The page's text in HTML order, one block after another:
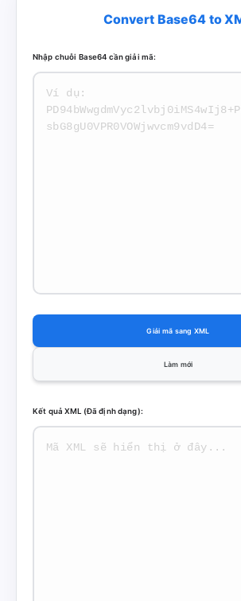
Convert Base64 to
Nhập chuỗi Base64 cần giải mã:
Giải mã sang XML
Làm mới
Kết quả XML (Đã định dạng):